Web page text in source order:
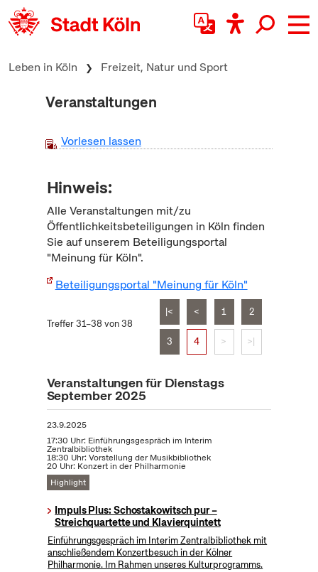
zum Inhalt springen
Leben in Köln Freizeit, Natur und Sport
Veranstaltungen
Vorlesen lassen
Hinweis:
Alle Veranstaltungen mit/zu
Öffentlichkeitsbeteiligungen in Köln finden
Sie auf unserem Beteiligungsportal
"Meinung für Köln".
Beteiligungsportal "Meinung für Köln"
Treffer 31–38 von 38
|< < 1 2
3 4 > >|
Veranstaltungen für Dienstags
September 2025
23.9.2025
17:30 Uhr: Einführungsgespräch im Interim
Zentralbibliothek
18:30 Uhr: Vorstellung der Musikbibliothek
20 Uhr: Konzert in der Philharmonie
Highlight
Impuls Plus: Schostakowitsch pur –
Streichquartette und Klavierquintett
Einführungsgespräch im Interim Zentralbibliothek mit
anschließendem Konzertbesuch in der Kölner
Philharmonie. Im Rahmen unseres Kulturprogramms.